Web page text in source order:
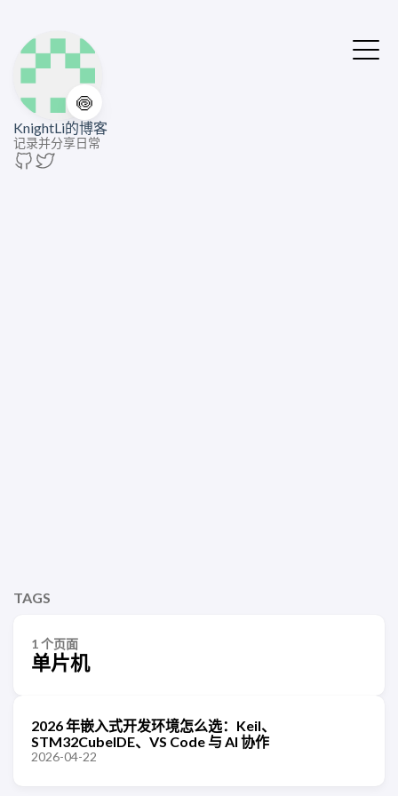
🍥
KnightLi的博客
记录并分享日常
TAGS
1 个页面
单片机
2026 年嵌入式开发环境怎么选：Keil、
STM32CubeIDE、VS Code 与 AI 协作
2026-04-22